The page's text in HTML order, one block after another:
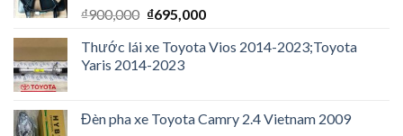
₫900,000 ₫695,000
Thước lái xe Toyota Vios 2014-2023;Toyota
Yaris 2014-2023
Đèn pha xe Toyota Camry 2.4 Vietnam 2009